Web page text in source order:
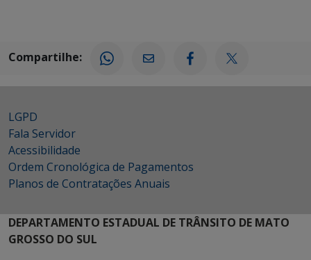
Compartilhe:
LGPD
Fala Servidor
Acessibilidade
Ordem Cronológica de Pagamentos
Planos de Contratações Anuais
DEPARTAMENTO ESTADUAL DE TRÂNSITO DE MATO
GROSSO DO SUL